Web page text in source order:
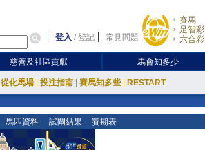
登入 /登記 常見問題
賽馬
足智彩
六合彩
慈善及社區貢獻 馬會知多少
從化馬場 投注指南 賽馬知多些 RESTART
馬匹資料 試閘結果 賽期表